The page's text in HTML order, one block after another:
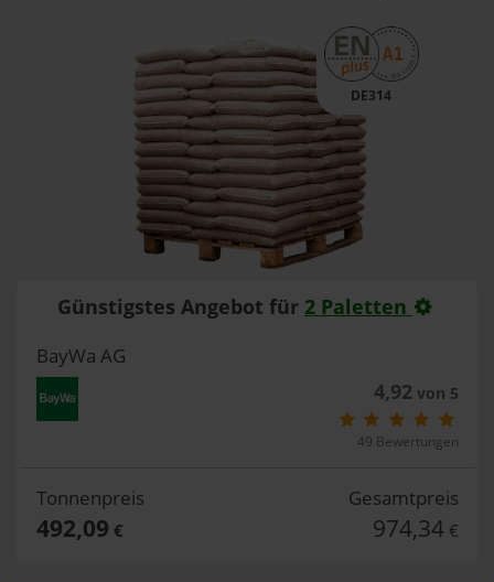
DE314
Günstigstes Angebot für 2 Paletten
BayWa AG
4,92von 5
49 Bewertungen
Tonnenpreis
492,09 €
Gesamtpreis
974,34 €